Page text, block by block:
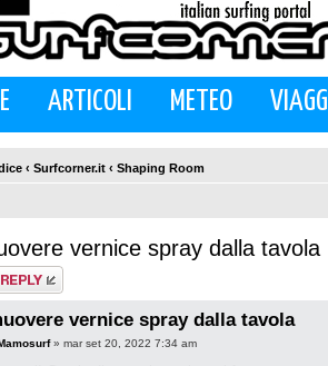
ARTICOLI METEO VIAGGI
‹ Surfcorner.it ‹ Shaping Room
vernice spray dalla tavola
al
vernice spray dalla tavola
» mar set 20, 2022 7:34 am